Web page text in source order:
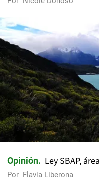
Opinión Ley SBAP,
Por Flavia Liberona